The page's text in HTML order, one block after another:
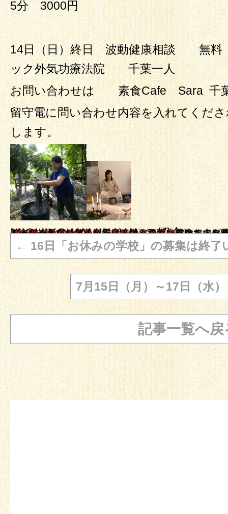
5分 3000円
14日（日）終日 波動健康相談 無料
ック外気功療法院 千葉一人
お問い合わせは 素食Cafe Sara 千
留守電に問い合わせ内容を入れてくだ
します。
MICHIKO KAMIKAWA の紹介
オーナーの上川 美智子です。こんなに豊かなのに味気ないと思われている玄米菜食を楽しんで食べていただけるよう頑張っています。 そしてもう一つの顔。 自然療法のエキスパートになるべく日々勉強しております。自身の乳がんを自身で癒した経験を基に精神面、スピリチャル、自ら治る力を立ち上げる自然療法をお伝え実際に自分でできるようにお教えしています。まずは体験してみること、をお勧めします。 私がここまで来れたのはまずやってみる！事に徹してきたから
MICHIKO KAMIKAWA の投稿をすべて表示→
← 16日「お休みの学校」の募集は終了
7月15日（月）～17日（水
記事一覧へ戻